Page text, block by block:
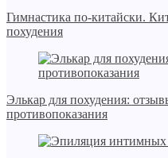
Гимнастика по-китайски.
похудения
Элькар для похудения:
противопоказания